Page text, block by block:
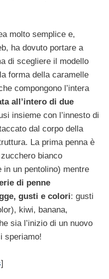
molto semplice e,
ha dovuto portare a
di scegliere il modello
forma della caramelle
compongono l’intera
all’intero di due
insieme con l’innesto di
dal corpo della
La prima penna è
bianco
un pentolino) mentre
di penne
gusti e colori: gusti
kiwi, banana,
sia l’inizio di un nuovo
ci speriamo!
]